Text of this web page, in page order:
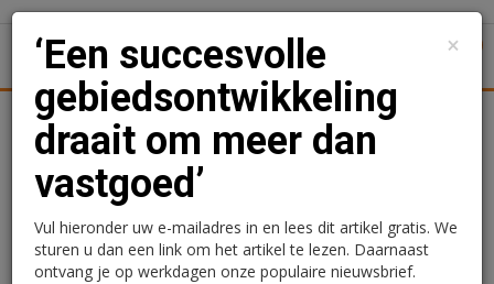
Nieuws Uitgelicht Woningmarkt
‘Een succesvolle
gebiedsontwikkeling
×
‘Een succesvolle
gebiedsontwikkeling
draait om meer dan
vastgoed’
Vul hieronder uw e-mailadres in en lees dit artikel gratis. We
sturen u dan een link om het artikel te lezen. Daarnaast
ontvang je op werkdagen onze populaire nieuwsbrief.